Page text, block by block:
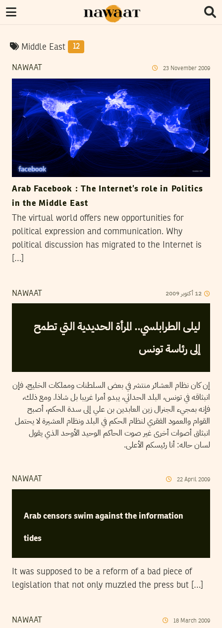
Middle East 12
NAWAAT 23 November 2009
Arab Facebook : The Internet’s role in Politics
in the Middle East
The virtual world offers new opportunities for
political expression and communication. Why
political discussion has migrated to the Internet is
[…]
NAWAAT 12 أكتوبر 2009
ليلى الطرابلسي.. المرأة الحديدية التي تطمح
إلى رئاسة تونس
إن كان نظام العشائر منتشر في بعض السلطنات ومملكات الخليج، فإن
انبثاقه في تونس، البلد الحداثي، يبدو أمرا غريبا بل شاذا. ومع ذلك،
فإنه بمجيء الجنرال زين العابدين بن علي إلى سدة الحكم، أصبح
القوام والعمود الفقري لنظام الحكم في البلد ونظام العشيرة لا يحتمل
انبثاق أصوات أخرى غير صوت الحاكم الوحيد الأوحد الذي يقول
لسان حاله: أنا رئيسكم الأعلى.
NAWAAT 22 April 2009
Arab censors swim against the information
tides
It was supposed to be a reform of a bad piece of
legislation that not only muzzled the press but […]
NAWAAT 18 March 2009